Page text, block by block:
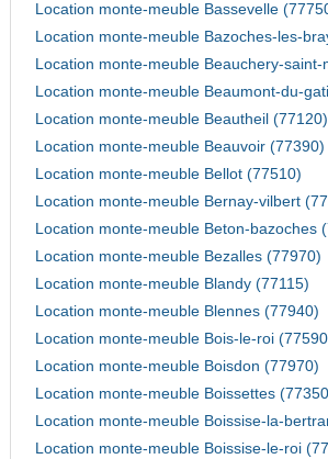
Location monte-meuble Bassevelle
Location monte-meuble Bazoches-les-
Location monte-meuble Beauchery-saint-
Location monte-meuble Beaumont-du-
Location monte-meuble Beautheil (77120)
Location monte-meuble Beauvoir (77390)
Location monte-meuble Bellot (77510)
Location monte-meuble Bernay-vilbert
Location monte-meuble Beton-bazoches
Location monte-meuble Bezalles (77970)
Location monte-meuble Blandy (77115)
Location monte-meuble Blennes (77940)
Location monte-meuble Bois-le-roi
Location monte-meuble Boisdon (77970)
Location monte-meuble Boissettes
Location monte-meuble Boissise-la-
Location monte-meuble Boissise-le-roi